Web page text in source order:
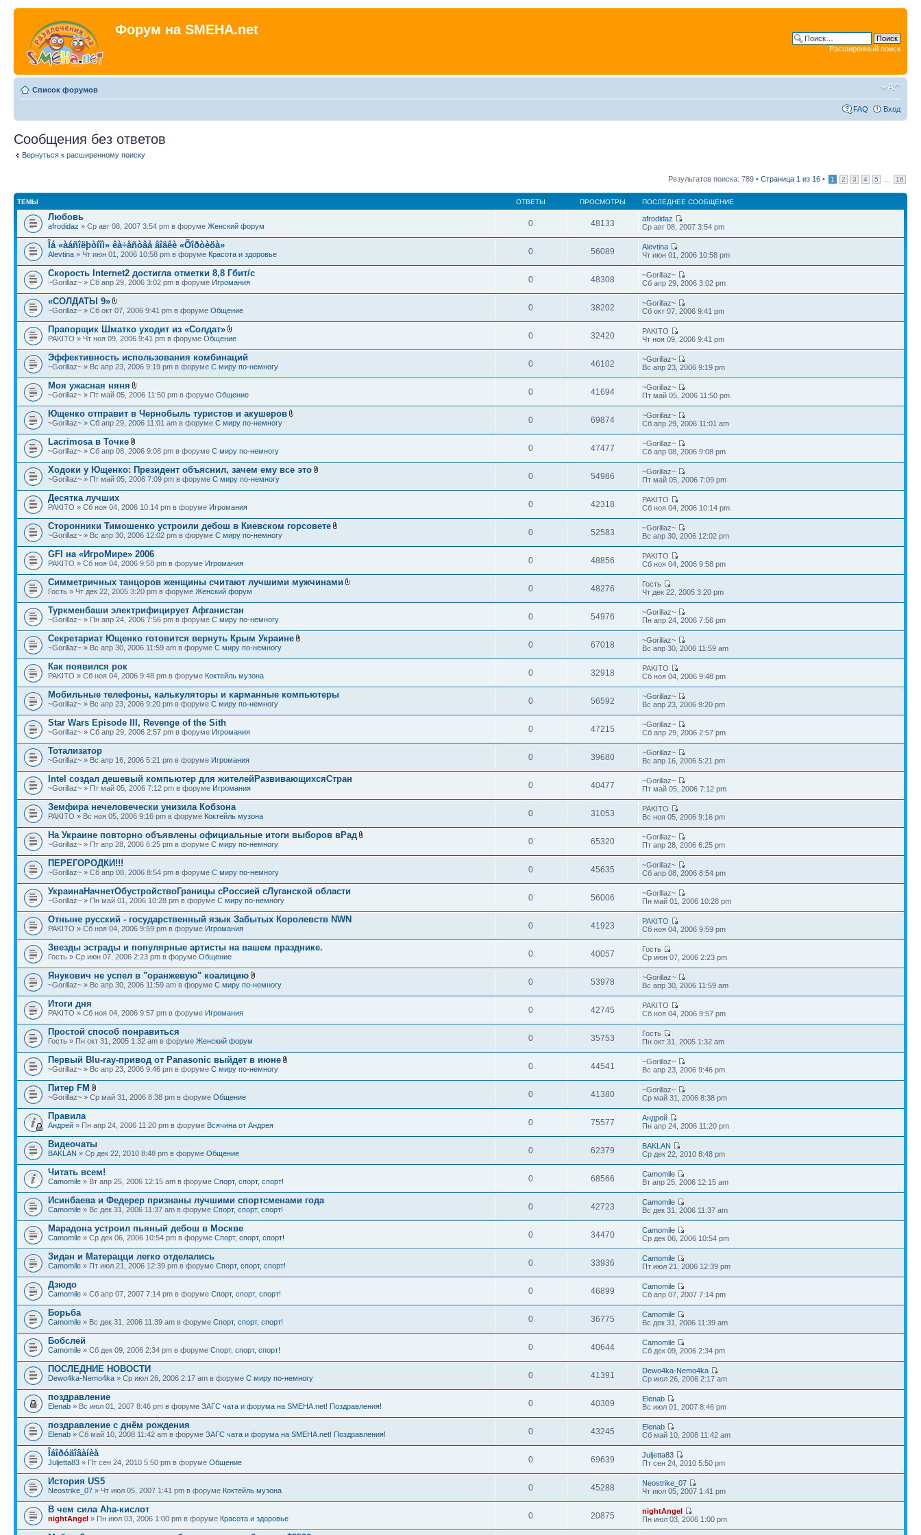
Форум на SMEHA.net
Расширенный поиск
Список форумов
FAQ Вход
Сообщения без ответов
Вернуться к расширенному поиску
Результатов поиска: 789 • Страница 1 из 16 • 1 2 3 4 5 16
ТЕМЫ ОТВЕТЫ ПРОСМОТРЫ ПОСЛЕДНЕЕ СООБЩЕНИЕ
Любовь
afrodidaz » Ср авг 08, 2007 3:54 pm в форуме Женский форум 0 48133
afrodidaz
Ср авг 08, 2007 3:54 pm
Îá «àáñîëþòíîì» êà÷åñòâå âîäêè «Õîðòèöà»
Alevtina » Чт июн 01, 2006 10:58 pm в форуме Красота и здоровье 0 56089
Alevtina
Чт июн 01, 2006 10:58 pm
Скорость Internet2 достигла отметки 8,8 Гбит/с
~Gorillaz~ » Сб апр 29, 2006 3:02 pm в форуме Игромания 0 48308
~Gorillaz~
Сб апр 29, 2006 3:02 pm
«СОЛДАТЫ 9»
~Gorillaz~ » Сб окт 07, 2006 9:41 pm в форуме Общение 0 38202
~Gorillaz~
Сб окт 07, 2006 9:41 pm
Прапорщик Шматко уходит из «Солдат»
PAKITO » Чт ноя 09, 2006 9:41 pm в форуме Общение 0 32420
PAKITO
Чт ноя 09, 2006 9:41 pm
Эффективность использования комбинаций
~Gorillaz~ » Вс апр 23, 2006 9:19 pm в форуме С миру по-немногу 0 46102
~Gorillaz~
Вс апр 23, 2006 9:19 pm
Моя ужасная няня
~Gorillaz~ » Пт май 05, 2006 11:50 pm в форуме Общение 0 41694
~Gorillaz~
Пт май 05, 2006 11:50 pm
Ющенко отправит в Чернобыль туристов и акушеров
~Gorillaz~ » Сб апр 29, 2006 11:01 am в форуме С миру по-немногу 0 69874
~Gorillaz~
Сб апр 29, 2006 11:01 am
Lacrimosa в Точке
~Gorillaz~ » Сб апр 08, 2006 9:08 pm в форуме С миру по-немногу 0 47477
~Gorillaz~
Сб апр 08, 2006 9:08 pm
Ходоки у Ющенко: Президент объяснил, зачем ему все это
~Gorillaz~ » Пт май 05, 2006 7:09 pm в форуме С миру по-немногу 0 54986
~Gorillaz~
Пт май 05, 2006 7:09 pm
Десятка лучших
PAKITO » Сб ноя 04, 2006 10:14 pm в форуме Игромания 0 42318
PAKITO
Сб ноя 04, 2006 10:14 pm
Сторонники Тимошенко устроили дебош в Киевском горсовете
~Gorillaz~ » Вс апр 30, 2006 12:02 pm в форуме С миру по-немногу 0 52583
~Gorillaz~
Вс апр 30, 2006 12:02 pm
GFI на «ИгроМире» 2006
PAKITO » Сб ноя 04, 2006 9:58 pm в форуме Игромания 0 48856
PAKITO
Сб ноя 04, 2006 9:58 pm
Симметричных танцоров женщины считают лучшими мужчинами
Гость » Чт дек 22, 2005 3:20 pm в форуме Женский форум 0 48276
Гость
Чт дек 22, 2005 3:20 pm
Туркменбаши электрифицирует Афганистан
~Gorillaz~ » Пн апр 24, 2006 7:56 pm в форуме С миру по-немногу 0 54976
~Gorillaz~
Пн апр 24, 2006 7:56 pm
Секретариат Ющенко готовится вернуть Крым Украине
~Gorillaz~ » Вс апр 30, 2006 11:59 am в форуме С миру по-немногу 0 67018
~Gorillaz~
Вс апр 30, 2006 11:59 am
Как появился рок
PAKITO » Сб ноя 04, 2006 9:48 pm в форуме Коктейль музона 0 32918
PAKITO
Сб ноя 04, 2006 9:48 pm
Мобильные телефоны, калькуляторы и карманные компьютеры
~Gorillaz~ » Вс апр 23, 2006 9:20 pm в форуме С миру по-немногу 0 56592
~Gorillaz~
Вс апр 23, 2006 9:20 pm
Star Wars Episode III, Revenge of the Sith
~Gorillaz~ » Сб апр 29, 2006 2:57 pm в форуме Игромания 0 47215
~Gorillaz~
Сб апр 29, 2006 2:57 pm
Тотализатор
~Gorillaz~ » Вс апр 16, 2006 5:21 pm в форуме Игромания 0 39680
~Gorillaz~
Вс апр 16, 2006 5:21 pm
Intel создал дешевый компьютер для жителейРазвивающихсяСтран
~Gorillaz~ » Пт май 05, 2006 7:12 pm в форуме Игромания 0 40477
~Gorillaz~
Пт май 05, 2006 7:12 pm
Земфира нечеловечески унизила Кобзона
PAKITO » Вс ноя 05, 2006 9:16 pm в форуме Коктейль музона 0 31053
PAKITO
Вс ноя 05, 2006 9:16 pm
На Украине повторно объявлены официальные итоги выборов вРад
~Gorillaz~ » Пт апр 28, 2006 6:25 pm в форуме С миру по-немногу 0 65320
~Gorillaz~
Пт апр 28, 2006 6:25 pm
ПЕРЕГОРОДКИ!!!
~Gorillaz~ » Сб апр 08, 2006 8:54 pm в форуме С миру по-немногу 0 45635
~Gorillaz~
Сб апр 08, 2006 8:54 pm
УкраинаНачнетОбустройствоГраницы сРоссией сЛуганской области
~Gorillaz~ » Пн май 01, 2006 10:28 pm в форуме С миру по-немногу 0 56006
~Gorillaz~
Пн май 01, 2006 10:28 pm
Отныне русский - государственный язык Забытых Королевств NWN
PAKITO » Сб ноя 04, 2006 9:59 pm в форуме Игромания 0 41923
PAKITO
Сб ноя 04, 2006 9:59 pm
Звезды эстрады и популярные артисты на вашем празднике.
Гость » Ср июн 07, 2006 2:23 pm в форуме Общение 0 40057
Гость
Ср июн 07, 2006 2:23 pm
Янукович не успел в "оранжевую" коалицию
~Gorillaz~ » Вс апр 30, 2006 11:59 am в форуме С миру по-немногу 0 53978
~Gorillaz~
Вс апр 30, 2006 11:59 am
Итоги дня
PAKITO » Сб ноя 04, 2006 9:57 pm в форуме Игромания 0 42745
PAKITO
Сб ноя 04, 2006 9:57 pm
Простой способ понравиться
Гость » Пн окт 31, 2005 1:32 am в форуме Женский форум 0 35753
Гость
Пн окт 31, 2005 1:32 am
Первый Blu-ray-привод от Рanasonic выйдет в июне
~Gorillaz~ » Вс апр 23, 2006 9:46 pm в форуме С миру по-немногу 0 44541
~Gorillaz~
Вс апр 23, 2006 9:46 pm
Питер FM
~Gorillaz~ » Ср май 31, 2006 8:38 pm в форуме Общение 0 41380
~Gorillaz~
Ср май 31, 2006 8:38 pm
Правила
Андрей » Пн апр 24, 2006 11:20 pm в форуме Всячина от Андрея 0 75577
Андрей
Пн апр 24, 2006 11:20 pm
Видеочаты
BAKLAN » Ср дек 22, 2010 8:48 pm в форуме Общение 0 62379
BAKLAN
Ср дек 22, 2010 8:48 pm
Читать всем!
Camomile » Вт апр 25, 2006 12:15 am в форуме Спорт, спорт, спорт! 0 68566
Camomile
Вт апр 25, 2006 12:15 am
Исинбаева и Федерер признаны лучшими спортсменами года
Camomile » Вс дек 31, 2006 11:37 am в форуме Спорт, спорт, спорт! 0 42723
Camomile
Вс дек 31, 2006 11:37 am
Марадона устроил пьяный дебош в Москве
Camomile » Ср дек 06, 2006 10:54 pm в форуме Спорт, спорт, спорт! 0 34470
Camomile
Ср дек 06, 2006 10:54 pm
Зидан и Матерацци легко отделались
Camomile » Пт июл 21, 2006 12:39 pm в форуме Спорт, спорт, спорт! 0 33936
Camomile
Пт июл 21, 2006 12:39 pm
Дзюдо
Camomile » Сб апр 07, 2007 7:14 pm в форуме Спорт, спорт, спорт! 0 46899
Camomile
Сб апр 07, 2007 7:14 pm
Борьба
Camomile » Вс дек 31, 2006 11:39 am в форуме Спорт, спорт, спорт! 0 36775
Camomile
Вс дек 31, 2006 11:39 am
Бобслей
Camomile » Сб дек 09, 2006 2:34 pm в форуме Спорт, спорт, спорт! 0 40644
Camomile
Сб дек 09, 2006 2:34 pm
ПОСЛЕДНИЕ НОВОСТИ
Dewo4ka-Nemo4ka » Ср июл 26, 2006 2:17 am в форуме С миру по-немногу 0 41391
Dewo4ka-Nemo4ka
Ср июл 26, 2006 2:17 am
поздравление
Elenab » Вс июл 01, 2007 8:46 pm в форуме ЗАГС чата и форума на SMEHA.net! Поздравления! 0 40309
Elenab
Вс июл 01, 2007 8:46 pm
поздравление с днём рождения
Elenab » Сб май 10, 2008 11:42 am в форуме ЗАГС чата и форума на SMEHA.net! Поздравления! 0 43245
Elenab
Сб май 10, 2008 11:42 am
Îáîðóäîâàíèå
Juljetta83 » Пт сен 24, 2010 5:50 pm в форуме Общение 0 69639
Juljetta83
Пт сен 24, 2010 5:50 pm
История US5
Neostrike_07 » Чт июл 05, 2007 1:41 pm в форуме Коктейль музона 0 45288
Neostrike_07
Чт июл 05, 2007 1:41 pm
В чем сила Aha-кислот
nightAngel » Пн июл 03, 2006 1:00 pm в форуме Красота и здоровье 0 20875
nightAngel
Пн июл 03, 2006 1:00 pm